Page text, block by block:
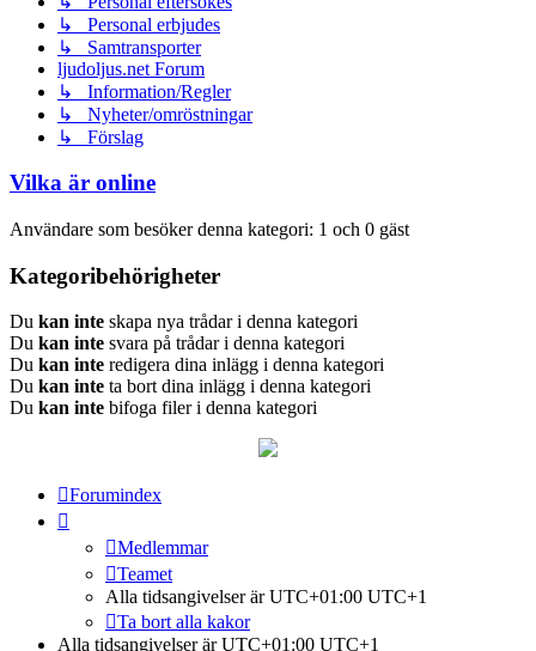
↳ Personal erbjudes
↳ Samtransporter
ljudoljus.net Forum
↳ Information/Regler
↳ Nyheter/omröstningar
↳ Förslag
Vilka är online
Användare som besöker denna kategori: 1 och 0 gäst
Kategoribehörigheter
Du kan inte skapa nya trådar i denna kategori
Du kan inte svara på trådar i denna kategori
Du kan inte redigera dina inlägg i denna kategori
Du kan inte ta bort dina inlägg i denna kategori
Du kan inte bifoga filer i denna kategori
Forumindex
Medlemmar
Teamet
Alla tidsangivelser är UTC+01:00 UTC+1
Ta bort alla kakor
Alla tidsangivelser är UTC+01:00 UTC+1